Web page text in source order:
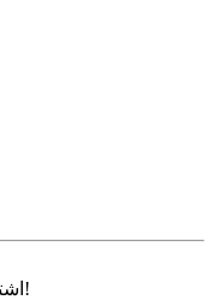
اشترك بقسم اعلانات الشقق والمنازل مجاناً!